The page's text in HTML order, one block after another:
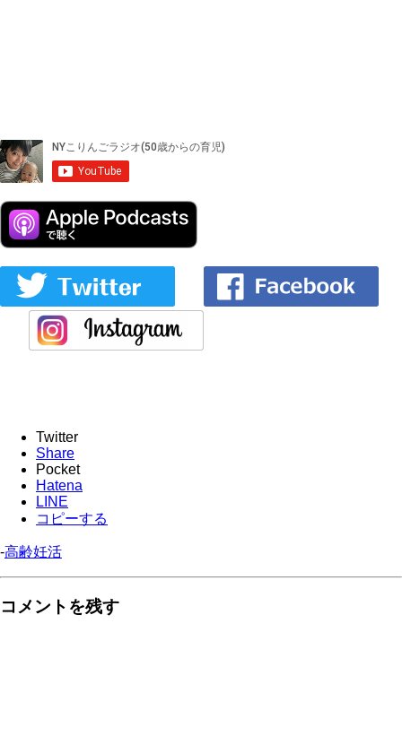
Twitter
Share
Pocket
Hatena
LINE
コピーする
-高齢妊活
コメントを残す